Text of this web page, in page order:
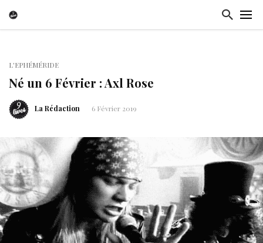
L'EPHÉMÉRIDE
Né un 6 Février : Axl Rose
La Rédaction 6 Février 2019